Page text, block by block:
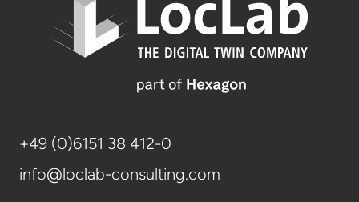
+49 (0)6151 38 412-0
info@loclab-consulting.com